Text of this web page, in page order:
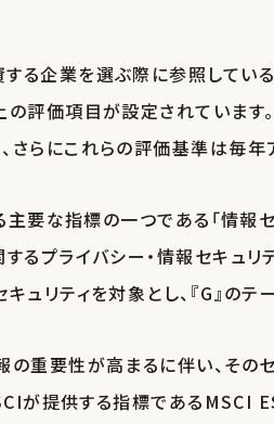
る企業を選ぶ際に参照してい
評価項目が設定されています
らにこれらの評価基準は毎年
主要な指標の一つである「情報
るプライバシー・情報セキュリ
リティを対象とし、『G』のテ
重要性が高まるに伴い、その
が提供する指標である